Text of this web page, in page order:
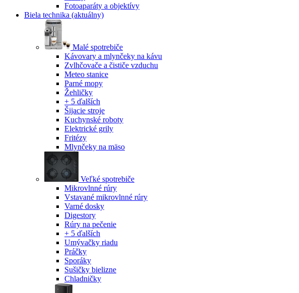
Fotoaparáty a objektívy
Biela technika (aktuálny)
Malé spotrebiče
Kávovary a mlynčeky na kávu
Zvlhčovače a čističe vzduchu
Meteo stanice
Parné mopy
Žehličky
+ 5 ďalších
Šijacie stroje
Kuchynské roboty
Elektrické grily
Fritézy
Mlynčeky na mäso
Veľké spotrebiče
Mikrovlnné rúry
Vstavané mikrovlnné rúry
Varné dosky
Digestory
Rúry na pečenie
+ 5 ďalších
Umývačky riadu
Práčky
Sporáky
Sušičky bielizne
Chladničky